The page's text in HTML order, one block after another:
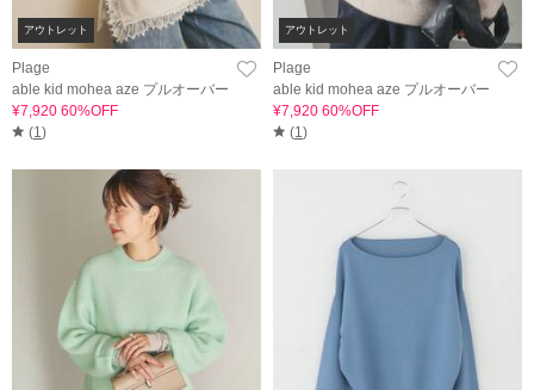
アウトレット
Plage
able kid mohea aze プルオーバー
¥7,920 60%OFF
(1)
アウトレット
Plage
able kid mohea aze プルオーバー
¥7,920 60%OFF
(1)